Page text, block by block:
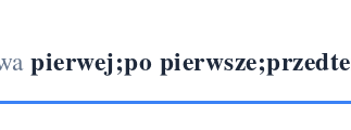
pierwej;po